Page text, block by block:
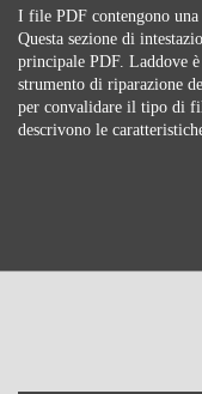
I file PDF contengono
Questa sezione di
principale PDF. Laddove
strumento di riparazione
per convalidare il tipo di
descrivono le